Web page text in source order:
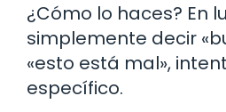
¿Cómo lo haces? En
simplemente decir
«esto está mal»,
específico.